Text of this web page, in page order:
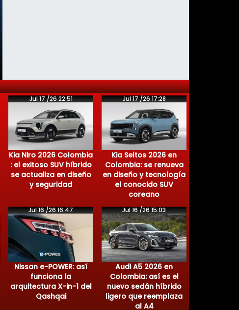
Jul 17 /26 22:51
Kia Niro 2026 Colombia
: el exitoso SUV híbrido
se actualiza en diseño
y seguridad
Jul 17 /26 17:28
Kia Seltos 2026 en
Colombia: se renueva
en diseño y tecnología
el conocido SUV
coreano
Jul 16 /26 16:47
Nissan e-POWER: así
funciona la
arquitectura X-in-1 del
Qashqai
Jul 16 /26 15:03
Audi A5 2026 en
Colombia: así es el
nuevo sedán híbrido
ligero que reemplaza
al A4